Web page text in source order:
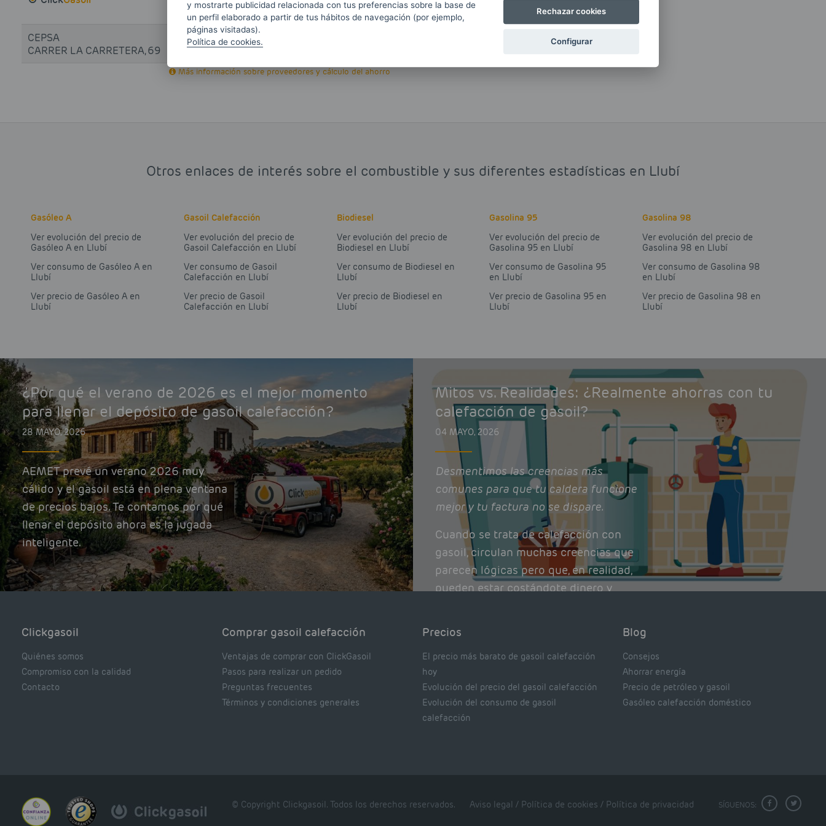
CEPSA
CARRER LA CARRETERA, 69
-
Más información sobre proveedores y cálculo del ahorro
Otros enlaces de interés sobre el combustible y sus diferentes estadísticas en Llubí
Gasóleo A
Ver evolución del precio de
Gasóleo A en Llubí
Ver consumo de Gasóleo A en
Llubí
Ver precio de Gasóleo A en
Llubí
Gasoil Calefacción
Ver evolución del precio de
Gasoil Calefacción en Llubí
Ver consumo de Gasoil
Calefacción en Llubí
Ver precio de Gasoil
Calefacción en Llubí
Biodiesel
Ver evolución del precio de
Biodiesel en Llubí
Ver consumo de Biodiesel en
Llubí
Ver precio de Biodiesel en
Llubí
Gasolina 95
Ver evolución del precio de
Gasolina 95 en Llubí
Ver consumo de Gasolina 95
en Llubí
Ver precio de Gasolina 95 en
Llubí
Gasolina 98
Ver evolución del precio de
Gasolina 98 en Llubí
Ver consumo de Gasolina 98
en Llubí
Ver precio de Gasolina 98 en
Llubí
¿Por qué el verano de 2026 es el mejor momento
para llenar el depósito de gasoil calefacción?
28 MAYO, 2026
AEMET prevé un verano 2026 muy
cálido y el gasoil está en plena ventana
de precios bajos. Te contamos por qué
llenar el depósito ahora es la jugada
inteligente.
Mitos vs. Realidades: ¿Realmente ahorras con tu
calefacción de gasoil?
04 MAYO, 2026
Desmentimos las creencias más
comunes para que tu caldera funcione
mejor y tu factura no se dispare.
Cuando se trata de calefacción con
gasoil, circulan muchas creencias que
parecen lógicas pero que, en realidad,
pueden estar costándote dinero y
Clickgasoil
Quiénes somos
Compromiso con la calidad
Contacto
Comprar gasoil calefacción
Ventajas de comprar con ClickGasoil
Pasos para realizar un pedido
Preguntas frecuentes
Términos y condiciones generales
Precios
El precio más barato de gasoil calefacción
hoy
Evolución del precio del gasoil calefacción
Evolución del consumo de gasoil
calefacción
Blog
Consejos
Ahorrar energía
Precio de petróleo y gasoil
Gasóleo calefacción doméstico
© Copyright Clickgasoil. Todos los derechos reservados. Aviso legal / Política de cookies / Política de privacidad SÍGUENOS:
y mostrarte publicidad relacionada con tus preferencias sobre la base de
un perfil elaborado a partir de tus hábitos de navegación (por ejemplo,
páginas visitadas).
Política de cookies.
Rechazar cookies
Configurar